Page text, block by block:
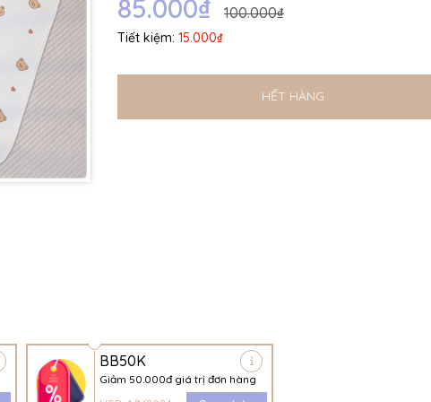
85.000₫ 100.000₫
Tiết kiệm: 15.000₫
HẾT HÀNG
BB50K
Giảm 50.000đ giá trị đơn hàng